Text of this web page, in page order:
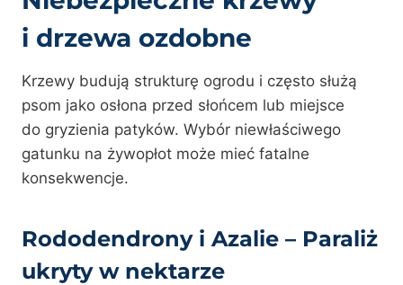
i drzewa ozdobne
Krzewy budują strukturę ogrodu i często służą
psom jako osłona przed słońcem lub miejsce
do gryzienia patyków. Wybór niewłaściwego
gatunku na żywopłot może mieć fatalne
konsekwencje.
Rododendrony i Azalie – Paraliż
ukryty w nektarze